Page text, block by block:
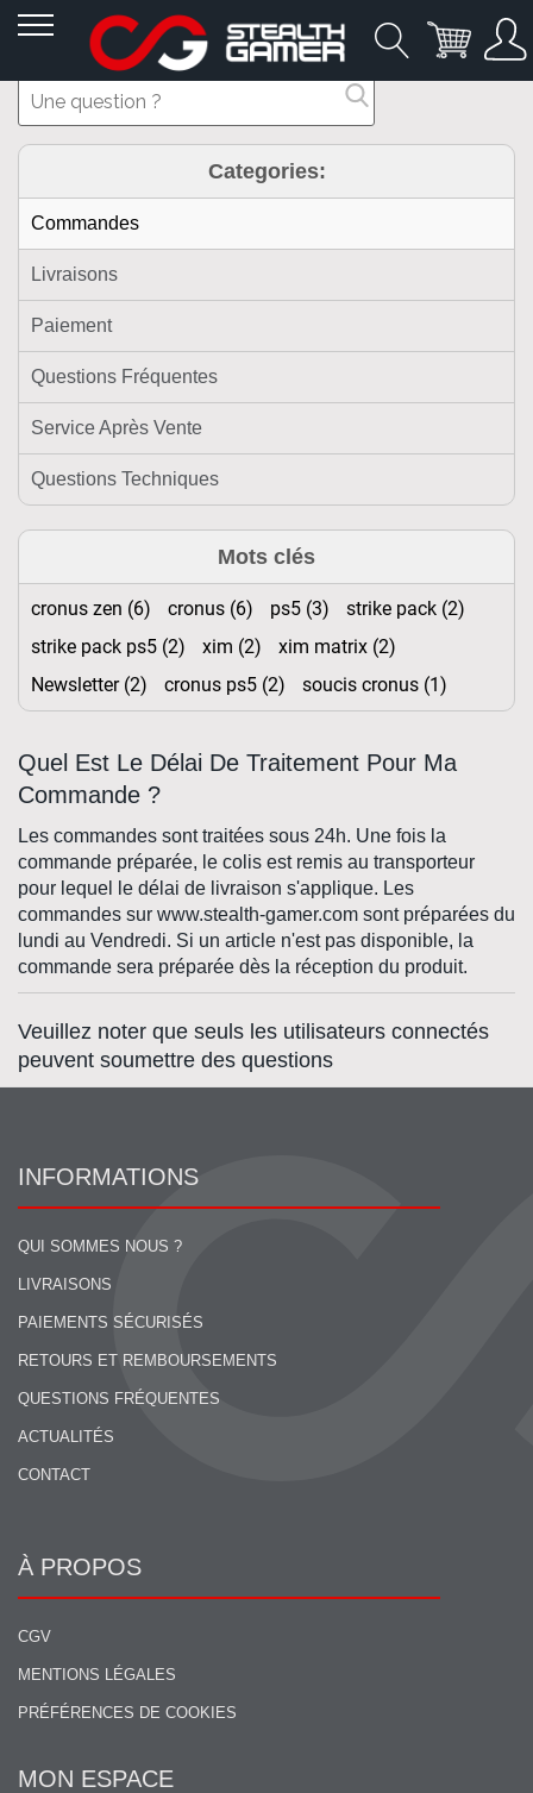
Allez
au
contenu
Quel Est Le Délai De Traitement Pour Ma
Commande ?
Les commandes sont traitées sous 24h. Une fois la
commande préparée, le colis est remis au transporteur
pour lequel le délai de livraison s'applique. Les
commandes sur www.stealth-gamer.com sont préparées du
lundi au Vendredi. Si un article n'est pas disponible, la
commande sera préparée dès la réception du produit.
Veuillez noter que seuls les utilisateurs connectés
peuvent soumettre des questions
Categories:
Commandes
Livraisons
Paiement
Questions Fréquentes
Service Après Vente
Questions Techniques
Mots clés
cronus zen (6) cronus (6) ps5 (3)
strike pack (2)
strike pack ps5 (2)
xim (2)
xim matrix (2)
Newsletter (2)
cronus ps5 (2) soucis cronus (1)
INFORMATIONS
QUI SOMMES NOUS ?
LIVRAISONS
PAIEMENTS SÉCURISÉS
RETOURS ET REMBOURSEMENTS
QUESTIONS FRÉQUENTES
ACTUALITÉS
CONTACT
À PROPOS
CGV
MENTIONS LÉGALES
PRÉFÉRENCES DE COOKIES
MON ESPACE